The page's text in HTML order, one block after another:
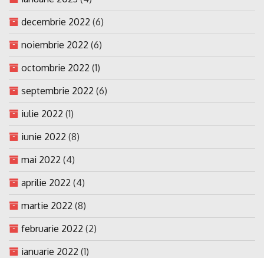
decembrie 2022 (6)
noiembrie 2022 (6)
octombrie 2022 (1)
septembrie 2022 (6)
iulie 2022 (1)
iunie 2022 (8)
mai 2022 (4)
aprilie 2022 (4)
martie 2022 (8)
februarie 2022 (2)
ianuarie 2022 (1)